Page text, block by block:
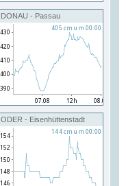
DONAU - Passau
ODER - Eisenhüttenstadt